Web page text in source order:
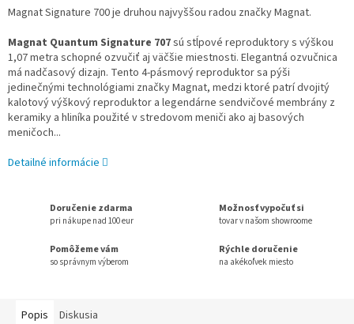
Magnat Signature 700 je druhou najvyššou radou značky Magnat.
Magnat Quantum Signature 707sú stĺpové reproduktorys výškou
1,07 metra schopné ozvučiť aj väčšie miestnosti. Elegantná ozvučnica
má nadčasový dizajn. Tento 4-pásmový reproduktor sa pýši
jedinečnými technológiami značky Magnat, medzi ktoré patrí dvojitý
kalotový výškový reproduktor a legendárne sendvičové membrány z
keramiky a hliníka použité v stredovom meniči ako aj basových
meničoch...
Detailné informácie
Doručenie zdarma
pri nákupe nad 100 eur
Možnosť vypočuť si
tovar v našom showroome
Pomôžeme vám
so správnym výberom
Rýchle doručenie
na akékoľvek miesto
Popis Diskusia